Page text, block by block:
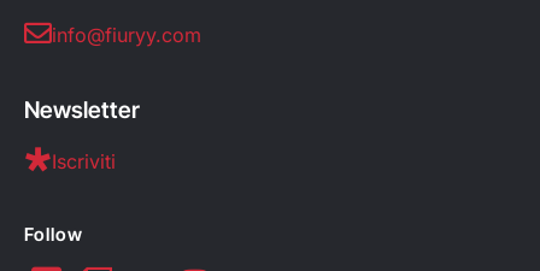
info@fiuryy.com
Newsletter
Iscriviti
Follow